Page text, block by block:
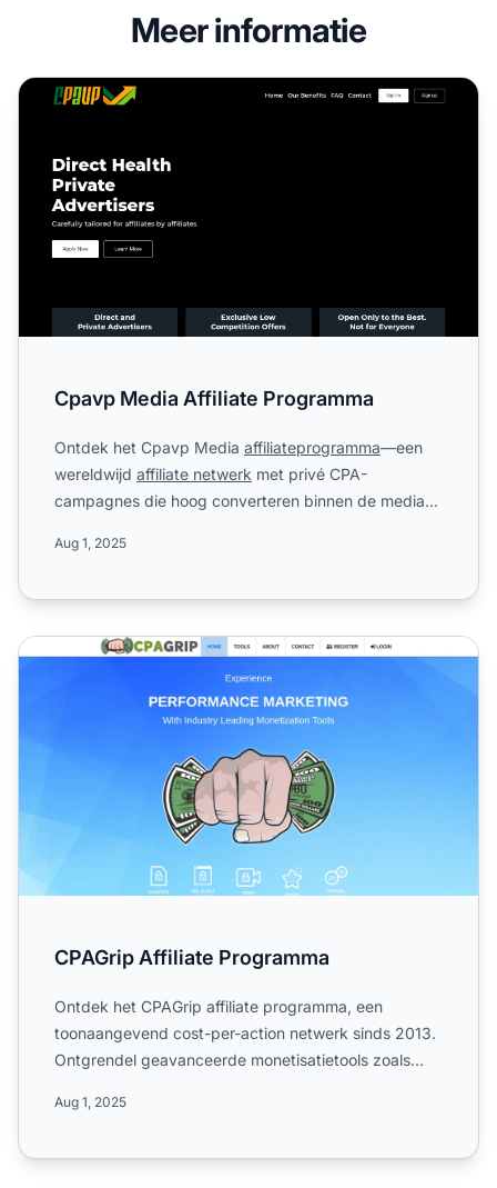
Meer informatie
Cpavp Media Affiliate Programma
Cpavp Media Affiliate Programma
Ontdek het Cpavp Media affiliateprogramma—een
wereldwijd affiliate netwerk met privé CPA-
campagnes die hoog converteren binnen de media-
Aug 1, 2025
CPAGrip Affiliate Programma
CPAGrip Affiliate Programma
Ontdek het CPAGrip affiliate programma, een
toonaangevend cost-per-action netwerk sinds 2013.
Ontgrendel geavanceerde monetisatietools zoals
Aug 1, 2025